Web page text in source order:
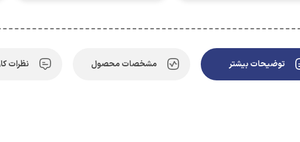
توضیحات بیشتر مشخصات محصول نظرات